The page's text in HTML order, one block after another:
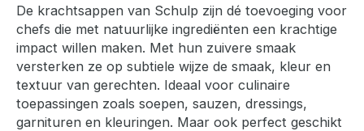
De krachtsappen van Schulp zijn dé toevoeging voor
chefs die met natuurlijke ingrediënten een krachtige
impact willen maken. Met hun zuivere smaak
versterken ze op subtiele wijze de smaak, kleur en
textuur van gerechten. Ideaal voor culinaire
toepassingen zoals soepen, sauzen, dressings,
garnituren en kleuringen. Maar ook perfect geschikt